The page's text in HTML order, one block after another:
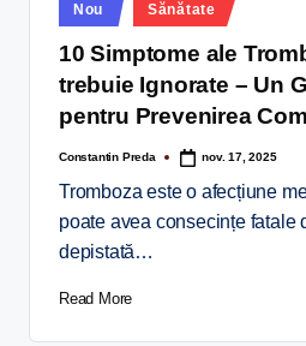
Nou Sănătate
10 Simptome ale
trebuie Ignorate – Un
pentru Prevenirea
Constantin Preda nov. 17, 2025
Tromboza este o afecțiune
poate avea consecințe fatale
depistată…
Read More